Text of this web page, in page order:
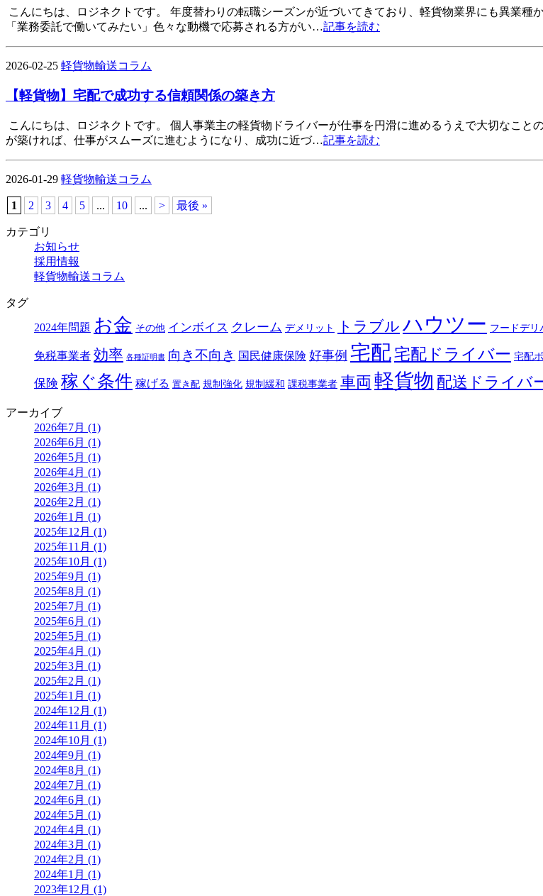
こんにちは、ロジネクトです。 年度替わりの転職シーズンが近づいてきており、軽貨物業界にも異業種
「業務委託で働いてみたい」色々な動機で応募される方がい…記事を読む
2026-02-25 軽貨物輸送コラム
【軽貨物】宅配で成功する信頼関係の築き方
こんにちは、ロジネクトです。 個人事業主の軽貨物ドライバーが仕事を円滑に進めるうえで大切なこ
が築ければ、仕事がスムーズに進むようになり、成功に近づ…記事を読む
2026-01-29 軽貨物輸送コラム
1 2 3 4 5 ... 10 ... > 最後 »
カテゴリ
お知らせ
採用情報
軽貨物輸送コラム
タグ
2024年問題 お金 その他 インボイス クレーム デメリット トラブル ハウツー フードデリ
免税事業者 効率 各種証明書 向き不向き 国民健康保険 好事例 宅配宅配ドライバー 宅配
保険 稼ぐ条件 稼げる 置き配 規制強化 規制緩和 課税事業者 車両 軽貨物 配送ドライバ
アーカイブ
2026年7月 (1)
2026年6月 (1)
2026年5月 (1)
2026年4月 (1)
2026年3月 (1)
2026年2月 (1)
2026年1月 (1)
2025年12月 (1)
2025年11月 (1)
2025年10月 (1)
2025年9月 (1)
2025年8月 (1)
2025年7月 (1)
2025年6月 (1)
2025年5月 (1)
2025年4月 (1)
2025年3月 (1)
2025年2月 (1)
2025年1月 (1)
2024年12月 (1)
2024年11月 (1)
2024年10月 (1)
2024年9月 (1)
2024年8月 (1)
2024年7月 (1)
2024年6月 (1)
2024年5月 (1)
2024年4月 (1)
2024年3月 (1)
2024年2月 (1)
2024年1月 (1)
2023年12月 (1)